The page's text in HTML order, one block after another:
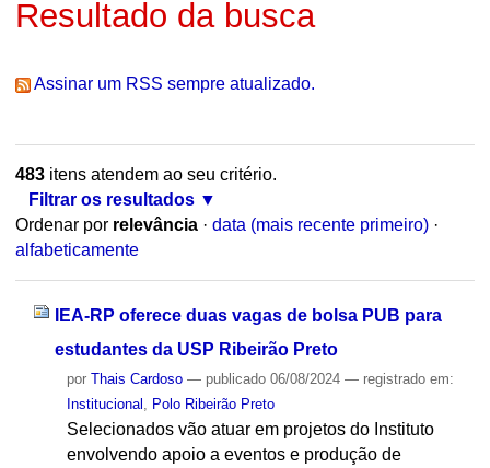
Resultado da busca
Assinar um RSS sempre atualizado.
483itens atendem ao seu critério.
Filtrar os resultados
Ordenar por relevância · data (mais recente primeiro) ·
alfabeticamente
IEA-RP oferece duas vagas de bolsa PUB para
estudantes da USP Ribeirão Preto
por Thais Cardoso — publicado06/08/2024 — registrado em:
Institucional
Polo Ribeirão Preto
Selecionados vão atuar em projetos do Instituto
envolvendo apoio a eventos e produção de